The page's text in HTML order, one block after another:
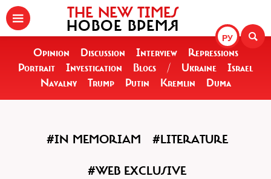
РУ
THE NEW TIMES
НОВОЕ ВРЕМЯ
Opinion Discussion Interview
Repressions
Portrait
Investigation Blogs / Ukraine
Israel
Navalny
Trump Putin Kremlin Duma
#IN MEMORIAM #LITERATURE
#WEB EXCLUSIVE